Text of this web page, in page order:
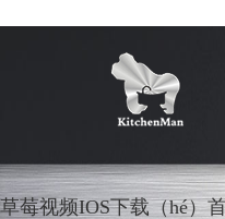
草莓视频IOS下载（hé）